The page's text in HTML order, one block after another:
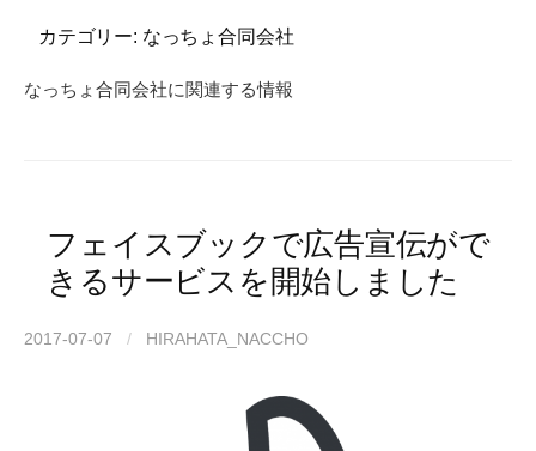
カテゴリー: なっちょ合同会社
なっちょ合同会社に関連する情報
フェイスブックで広告宣伝がで
きるサービスを開始しました
2017-07-07 / HIRAHATA_NACCHO